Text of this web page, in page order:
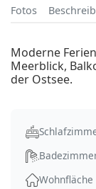
Fotos
Moderne
Meerblick,
der Ostsee.
Wohnfläche